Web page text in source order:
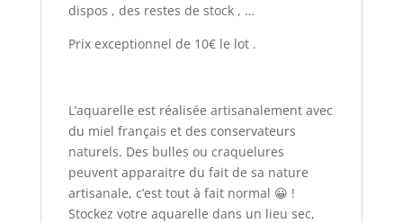
dispos , des restes de stock , …
Prix exceptionnel de 10€ le lot .
L’aquarelle est réalisée artisanalement avec
du miel français et des conservateurs
naturels. Des bulles ou craquelures
peuvent apparaitre du fait de sa nature
artisanale, c’est tout à fait normal 😀 !
Stockez votre aquarelle dans un lieu sec,